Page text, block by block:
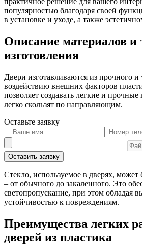
популярностью благодаря своей
в установке и уходе, а также
Описание материалов и
изготовления
Двери изготавливаются из прочного и
воздействию внешних факторов
позволяет создавать легкие и
легко скользят по направляющим.
Оставьте заявку
Оставить заявку
Стекло, используемое в дверях,
– от обычного до закаленного. Это
светопропускание, при этом обладая
устойчивостью к повреждениям.
Преимущества легких
дверей из пластика